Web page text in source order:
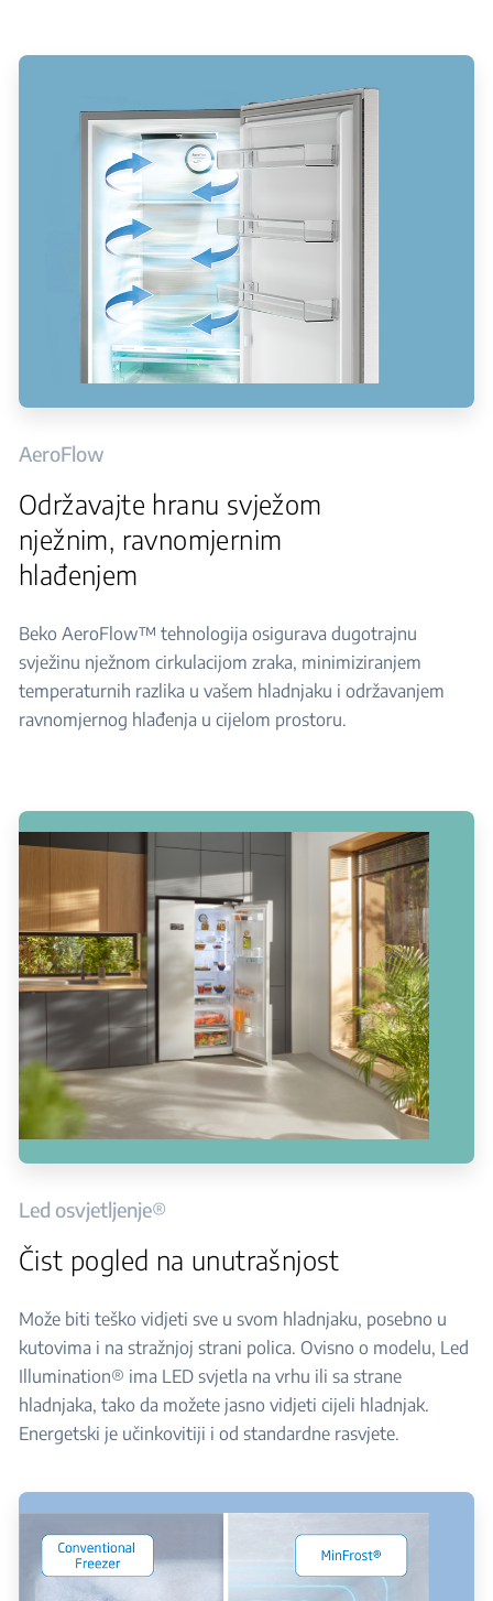
AeroFlow
Održavajte hranu svježom
nježnim, ravnomjernim
hlađenjem
Beko AeroFlow™ tehnologija osigurava dugotrajnu
svježinu nježnom cirkulacijom zraka, minimiziranjem
temperaturnih razlika u vašem hladnjaku i održavanjem
ravnomjernog hlađenja u cijelom prostoru.
Led osvjetljenje®
Čist pogled na unutrašnjost
Može biti teško vidjeti sve u svom hladnjaku, posebno u
kutovima i na stražnjoj strani polica. Ovisno o modelu, Led
Illumination® ima LED svjetla na vrhu ili sa strane
hladnjaka, tako da možete jasno vidjeti cijeli hladnjak.
Energetski je učinkovitiji i od standardne rasvjete.